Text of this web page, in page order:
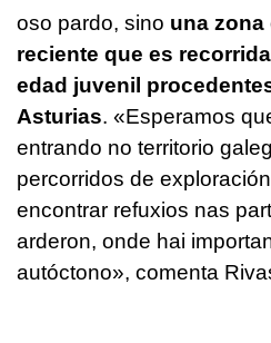
oso pardo, sino una
reciente que es
edad juvenil
Asturias. «Esperamos
entrando no territorio
percorridos de
encontrar refuxios nas
arderon, onde hai
autóctono», comenta